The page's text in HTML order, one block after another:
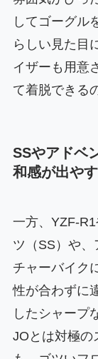
してゴーグル
らしい見た目
イザーも用意
て着脱できる
SSやアドベ
和感が出や
一方、YZF-
ツ（SS）や
チャーバイク
性が合わずに
したシャープ
JOとは対極の